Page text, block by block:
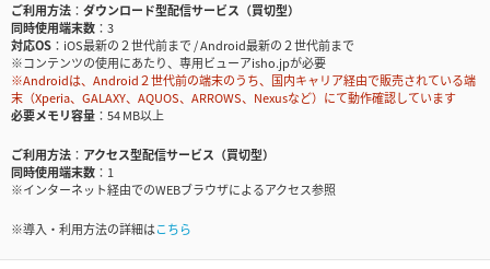
ご利用方法
ダウンロード型配信サービス（買切型）
同時使用端末数
3
対応OS
iOS最新の２世代前まで / Android最新の２世代前まで
※コンテンツの使用にあたり、専用ビューアisho.jpが必要
※Androidは、Android２世代前の端末のうち、国内キャリア経由で販売されている端
末（Xperia、GALAXY、AQUOS、ARROWS、Nexusなど）にて動作確認しています
必要メモリ容量
54 MB以上
ご利用方法
アクセス型配信サービス（買切型）
同時使用端末数
1
※インターネット経由でのWEBブラウザによるアクセス参照
※導入・利用方法の詳細はこちら